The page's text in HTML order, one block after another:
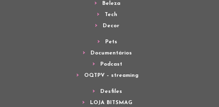
Beleza
Tech
Decor
Pets
Documentários
Podcast
OQTPV – streaming
Desfiles
LOJA BITSMAG